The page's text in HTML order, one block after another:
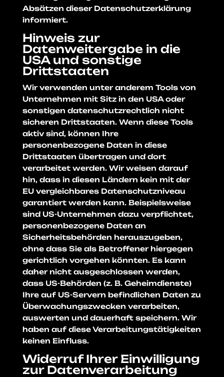
Absätzen dieser Datenschutzerklärung
informiert.
Hinweis zur
Datenweitergabe in die
USA und sonstige
Drittstaaten
Wir verwenden unter anderem Tools von
Unternehmen mit Sitz in den USA oder
sonstigen datenschutzrechtlich nicht
sicheren Drittstaaten. Wenn diese Tools
aktiv sind, können Ihre
personenbezogene Daten in diese
Drittstaaten übertragen und dort
verarbeitet werden. Wir weisen darauf
hin, dass in diesen Ländern kein mit der
EU vergleichbares Datenschutzniveau
garantiert werden kann. Beispielsweise
sind US-Unternehmen dazu verpflichtet,
personenbezogene Daten an
Sicherheitsbehörden herauszugeben,
ohne dass Sie als Betroffener hiergegen
gerichtlich vorgehen könnten. Es kann
daher nicht ausgeschlossen werden,
dass US-Behörden (z. B. Geheimdienste)
Ihre auf US-Servern befindlichen Daten zu
Überwachungszwecken verarbeiten,
auswerten und dauerhaft speichern. Wir
haben auf diese Verarbeitungstätigkeiten
keinen Einfluss.
Widerruf Ihrer Einwilligung
zur Datenverarbeitung